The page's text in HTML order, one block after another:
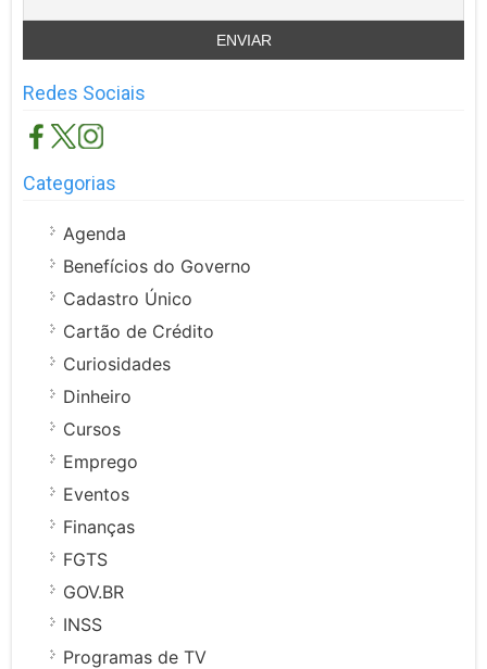
Redes Sociais
Categorias
Agenda
Benefícios do Governo
Cadastro Único
Cartão de Crédito
Curiosidades
Dinheiro
Cursos
Emprego
Eventos
Finanças
FGTS
GOV.BR
INSS
Programas de TV